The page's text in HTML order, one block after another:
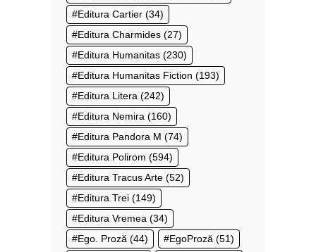
Editura Cartier (34)
Editura Charmides (27)
Editura Humanitas (230)
Editura Humanitas Fiction (193)
Editura Litera (242)
Editura Nemira (160)
Editura Pandora M (74)
Editura Polirom (594)
Editura Tracus Arte (52)
Editura Trei (149)
Editura Vremea (34)
Ego. Proză (44) EgoProză (51)